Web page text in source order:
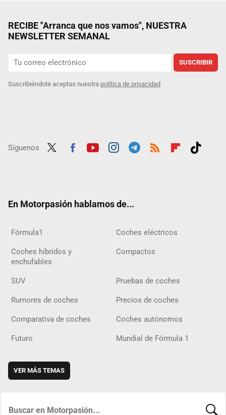
RECIBE "Arranca que nos vamos", NUESTRA
NEWSLETTER SEMANAL
SUSCRIBIR
Suscribiéndote aceptas nuestra política de privacidad
Síguenos
En Motorpasión hablamos de...
Fórmula1 Coches eléctricos
Coches híbridos y
enchufables
Compactos
SUV Pruebas de coches
Rumores de coches Precios de coches
Comparativa de coches Coches autónomos
Futuro Mundial de Fórmula 1
VER MÁS TEMAS